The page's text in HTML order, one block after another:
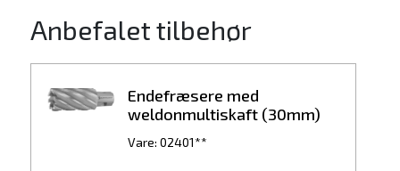
Anbefalet tilbehør
Endefræsere med
weldonmultiskaft (30mm)
Vare: 02401**